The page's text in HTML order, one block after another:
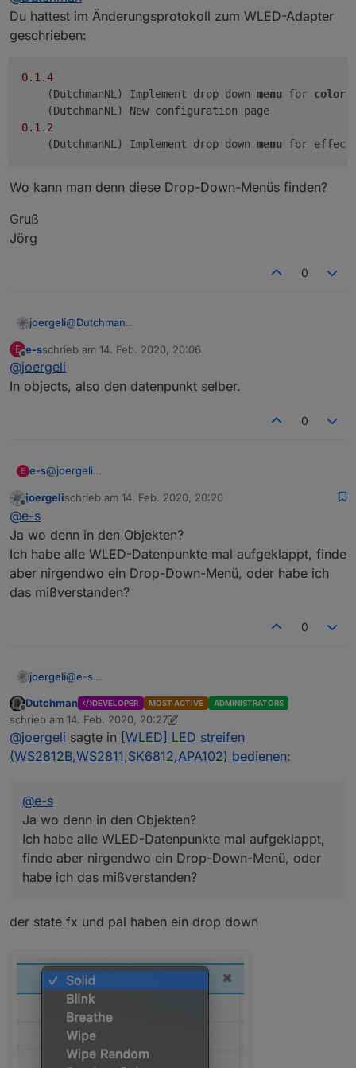
sofort mit adapter erkannt - sind steuerbar -
klasse arbeit
freut mich !
Du hattest im Änderungsprotokoll zum WLED-Adapter
geschrieben:
0.1 .4
    (DutchmanNL) Implement drop down
menu for color
0.1 .2
    (DutchmanNL) Implement drop down
menu
Wo kann man denn diese Drop-Down-Menüs finden?
Gruß
Jörg
0
joergeli@Dutchman
geschrieben:
0.1.4
    (DutchmanNL) New configuration page
Wo kann man denn diese Drop-Down-Menüs finden?
E
Offline
e-sschrieb am 14. Feb. 2020, 20:06
zuletzt editiert von
@joergeli
In objects, also den datenpunkt selber.
0
E e-s@joergeli
joergelischrieb am 14. Feb. 2020, 20:20
zuletzt editiert von
@e-s
Ja wo denn in den Objekten?
Ich habe alle WLED-Datenpunkte mal aufgeklappt, finde
aber nirgendwo ein Drop-Down-Menü, oder habe ich
das mißverstanden?
0
joergeli@e-s
Ich habe alle WLED-Datenpunkte mal aufgeklappt,
finde aber nirgendwo ein Drop-Down-Menü, oder
habe ich das mißverstanden?
Offline
Dutchman DEVELOPER MOST ACTIVE ADMINISTRATORS
schrieb am 14. Feb. 2020, 20:27
zuletzt editiert von Dutchman
@joergeli sagte in [WLED] LED streifen
(WS2812B,WS2811,SK6812,APA102) bedienen:
@e-s
Ja wo denn in den Objekten?
Ich habe alle WLED-Datenpunkte mal aufgeklappt,
finde aber nirgendwo ein Drop-Down-Menü, oder
habe ich das mißverstanden?
der state fx und pal haben ein drop down